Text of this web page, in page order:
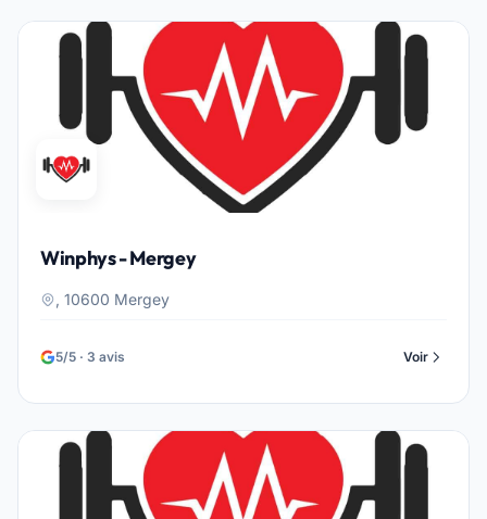
Winphys - Mergey
, 10600 Mergey
5/5 · 3 avis Voir